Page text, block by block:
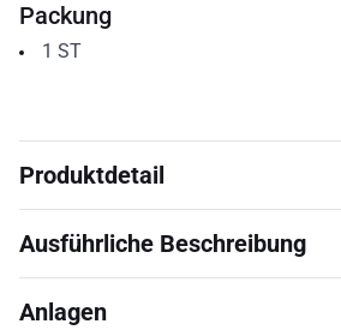
Packung
1 ST
Produktdetail
Ausführliche Beschreibung
Anlagen